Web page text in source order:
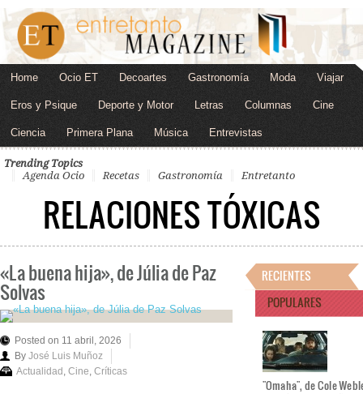
Home Ocio ET Decoartes Gastronomía Moda Viajar
Eros y Psique Deporte y Motor Letras Columnas Cine
Ciencia Primera Plana Música Entrevistas
Trending Topics
Agenda Ocio
Recetas Gastronomía Entretanto
RELACIONES TÓXICAS
«La buena hija», de Júlia de Paz
Solvas
Posted on 11 abril, 2026
By José Luis Muñoz
Actualidad Cine Críticas
RECIENTES
POPULARES
"Omaha", de Cole